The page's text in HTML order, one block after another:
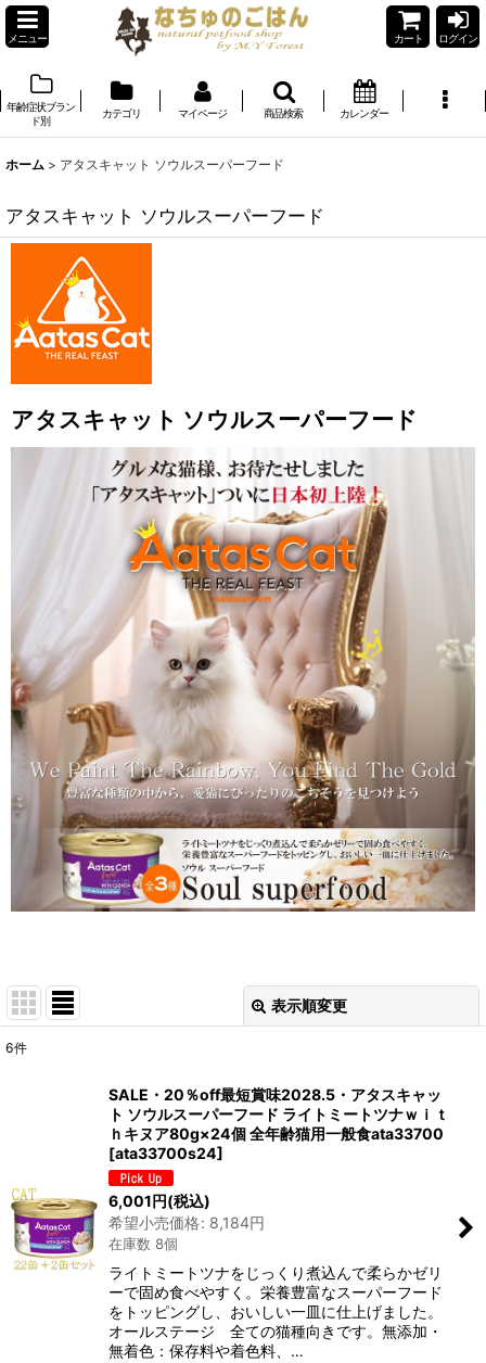
メニュー カート ログイン
年齢症状ブラン
ド別
カテゴリ マイページ 商品検索 カレンダー
ホーム > アタスキャット ソウルスーパーフード
アタスキャット ソウルスーパーフード
アタスキャット ソウルスーパーフード
表示順変更
絞り込む
6件
SALE・20％off最短賞味2028.5・アタスキャッ
ト ソウルスーパーフード ライトミートツナｗｉｔ
ｈキヌア80g×24個 全年齢猫用一般食ata33700
[ata33700s24]
6,001円(税込)
希望小売価格: 8,184円
在庫数 8個
ライトミートツナをじっくり煮込んで柔らかゼリ
ーで固め食べやすく。栄養豊富なスーパーフード
をトッピングし、おいしい一皿に仕上げました。
オールステージ 全ての猫種向きです。無添加・
無着色：保存料や着色料、…